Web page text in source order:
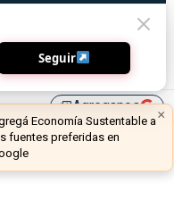
library_addAgreganos ×
Economía Sustentable a
fuentes preferidas en
Seguir